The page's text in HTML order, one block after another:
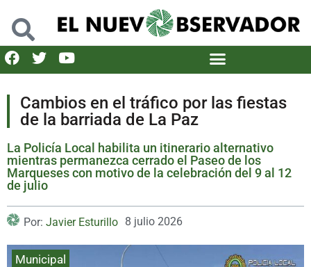
Cambios en el tráfico por las fiestas
de la barriada de La Paz
La Policía Local habilita un itinerario alternativo
mientras permanezca cerrado el Paseo de los
Marqueses con motivo de la celebración del 9 al 12
de julio
Por: Javier Esturillo 8 julio 2026
Municipal